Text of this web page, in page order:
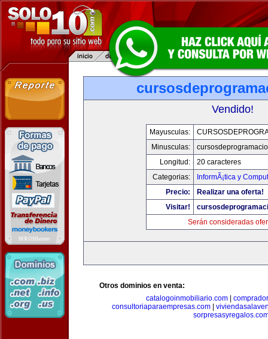
Vendido!
Mayusculas:
Minusculas:
Longitud:
20 caracteres
Categorias:
InformÃ¡tica y
Precio:
Realizar una oferta!
Visitar!
Serán consideradas
Otros dominios en venta:
catalogoinmobiliario.com|
consultoriaparaempresas.com|